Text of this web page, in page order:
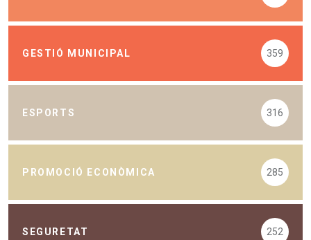
GESTIÓ MUNICIPAL 359
ESPORTS 316
PROMOCIÓ ECONÒMICA 285
SEGURETAT 252